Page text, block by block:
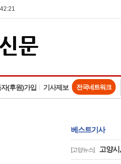
(후원)가입 기사제보 전국네트워크
베스트기사
[고양뉴스] 고양시, 민